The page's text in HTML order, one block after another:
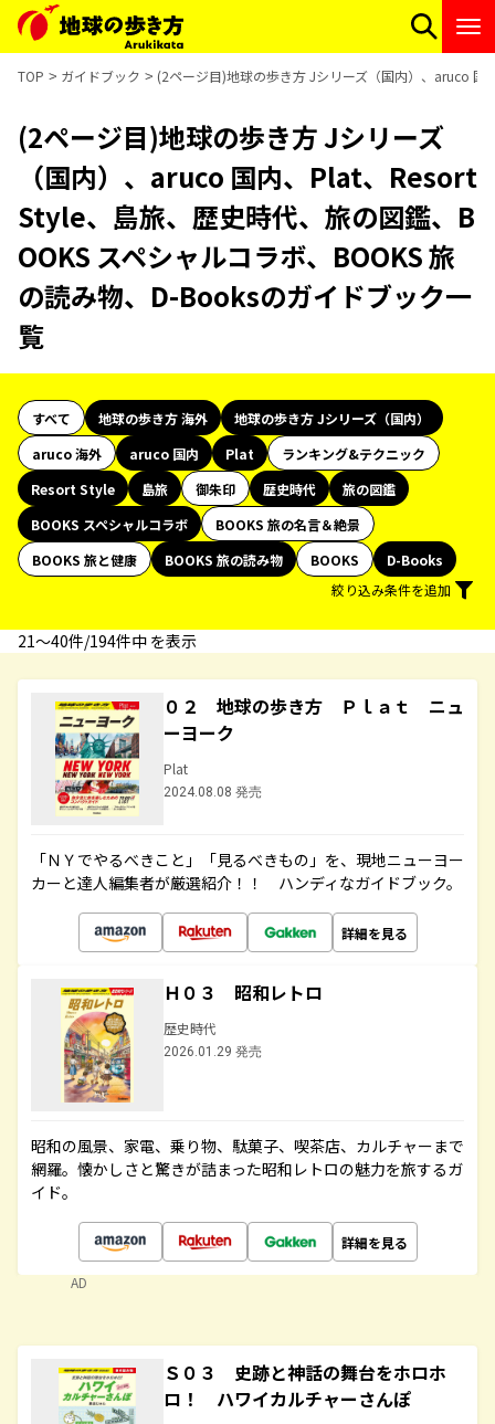
TOP ガイドブック (2ページ目)地球の歩き方 Jシリーズ（国内）、aruco
(2ページ目)地球の歩き方 Jシリーズ
（国内）、aruco 国内、Plat、Resort
Style、島旅、歴史時代、旅の図鑑、B
OOKS スペシャルコラボ、BOOKS 旅
の読み物、D-Booksのガイドブック一
覧
すべて 地球の歩き方 海外
地球の歩き方 Jシリーズ（国内）
aruco 海外
aruco 国内 Plat
ランキング&テクニック
Resort Style
島旅 御朱印 歴史時代
旅の図鑑
BOOKS スペシャルコラボ
BOOKS 旅の名言＆絶景
BOOKS 旅と健康
BOOKS 旅の読み物 BOOKS
D-Books
絞り込み条件を追加
21〜40件/194件中 を表示
０２ 地球の歩き方 Ｐｌａｔ ニュ
ーヨーク
Plat
2024.08.08 発売
「ＮＹでやるべきこと」「見るべきもの」を、現地ニューヨー
カーと達人編集者が厳選紹介！！ ハンディなガイドブック。
詳細を見る
Ｈ０３ 昭和レトロ
歴史時代
2026.01.29 発売
昭和の風景、家電、乗り物、駄菓子、喫茶店、カルチャーまで
網羅。懐かしさと驚きが詰まった昭和レトロの魅力を旅するガ
イド。
詳細を見る
AD
Ｓ０３ 史跡と神話の舞台をホロホ
ロ！ ハワイカルチャーさんぽ